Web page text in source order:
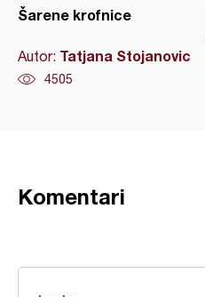
Šarene krofnice
Autor: Tatjana Stojanovic
4505
Komentari